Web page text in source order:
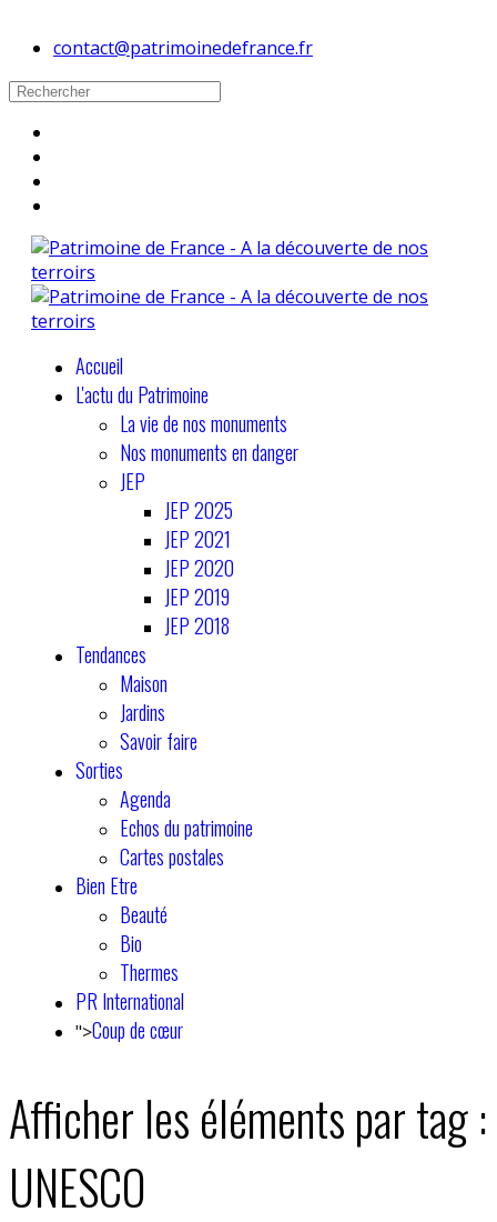
contact@patrimoinedefrance.fr
Accueil
L'actu du Patrimoine
La vie de nos monuments
Nos monuments en danger
JEP
JEP 2025
JEP 2021
JEP 2020
JEP 2019
JEP 2018
Tendances
Maison
Jardins
Savoir faire
Sorties
Agenda
Echos du patrimoine
Cartes postales
Bien Etre
Beauté
Bio
Thermes
PR International
">Coup de cœur
Afficher les éléments par tag :
UNESCO